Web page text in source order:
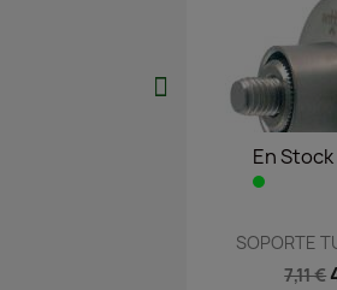
En Stock·Envío 24/48h
SOPORTE TUBO PARED...